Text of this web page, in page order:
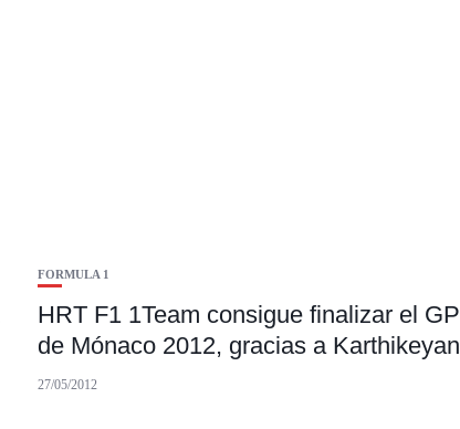
FORMULA 1
HRT F1 1Team consigue finalizar el GP
de Mónaco 2012, gracias a Karthikeyan
27/05/2012